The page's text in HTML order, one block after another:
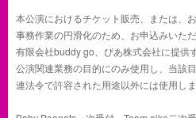
本公演におけるチケット販売、または、
事務作業の円滑化のため、お申込みいた
有限会社buddy go、ぴあ株式会社に提供
公演関連業務の目的にのみ使用し、当該
連法令で許容された用途以外には使用しま